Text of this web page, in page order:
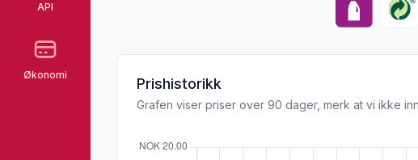
API
Økonomi
Prishistorikk
Grafen viser priser over 90 dager, merk at vi ikke